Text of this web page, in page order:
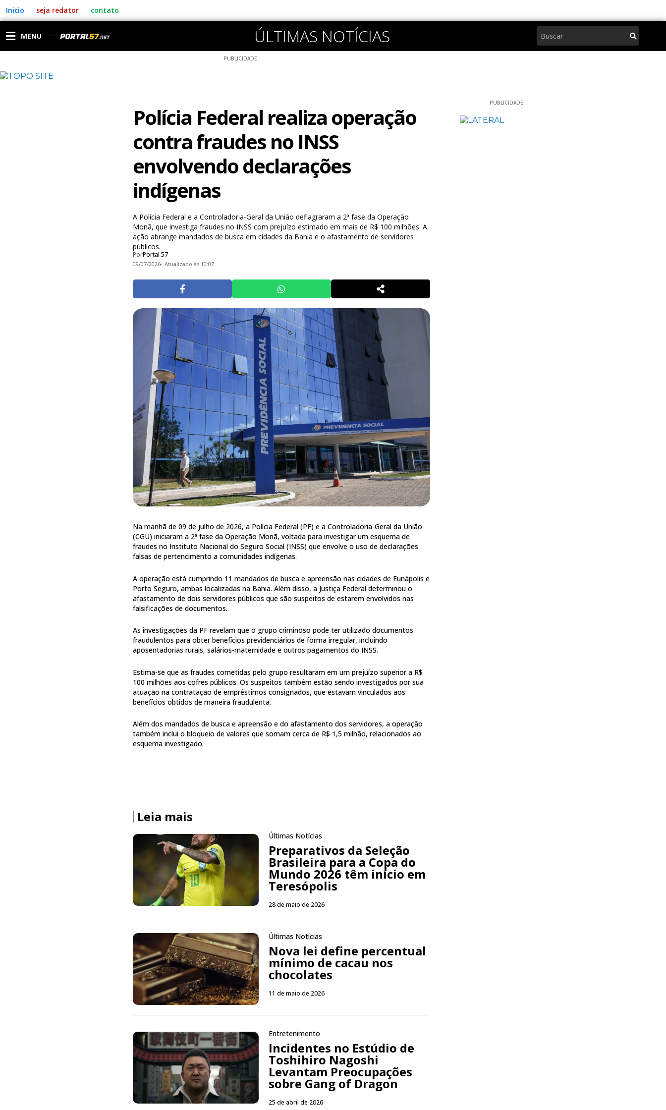
para
o
conteúdo
Inicio seja redator contato
MENU ÚLTIMAS NOTÍCIAS Pesquisar
PUBLICIDADE
Polícia Federal realiza operação
contra fraudes no INSS
envolvendo declarações
indígenas
A Polícia Federal e a Controladoria-Geral da União deflagraram a 2ª fase da Operação
Monã, que investiga fraudes no INSS com prejuízo estimado em mais de R$ 100 milhões. A
ação abrange mandados de busca em cidades da Bahia e o afastamento de servidores
públicos.
PorPortal 57
09/07/2026 Atualizado às 10:07
Na manhã de 09 de julho de 2026, a Polícia Federal (PF) e a Controladoria-Geral da União
(CGU) iniciaram a 2ª fase da Operação Monã, voltada para investigar um esquema de
fraudes no Instituto Nacional do Seguro Social (INSS) que envolve o uso de declarações
falsas de pertencimento a comunidades indígenas.
A operação está cumprindo 11 mandados de busca e apreensão nas cidades de Eunápolis e
Porto Seguro, ambas localizadas na Bahia. Além disso, a Justiça Federal determinou o
afastamento de dois servidores públicos que são suspeitos de estarem envolvidos nas
falsificações de documentos.
As investigações da PF revelam que o grupo criminoso pode ter utilizado documentos
fraudulentos para obter benefícios previdenciários de forma irregular, incluindo
aposentadorias rurais, salários-maternidade e outros pagamentos do INSS.
Estima-se que as fraudes cometidas pelo grupo resultaram em um prejuízo superior a R$
100 milhões aos cofres públicos. Os suspeitos também estão sendo investigados por sua
atuação na contratação de empréstimos consignados, que estavam vinculados aos
benefícios obtidos de maneira fraudulenta.
Além dos mandados de busca e apreensão e do afastamento dos servidores, a operação
também inclui o bloqueio de valores que somam cerca de R$ 1,5 milhão, relacionados ao
esquema investigado.
Leia mais
Últimas Notícias
Preparativos da Seleção
Brasileira para a Copa do
Mundo 2026 têm início em
Teresópolis
28 de maio de 2026
Últimas Notícias
Nova lei define percentual
mínimo de cacau nos
chocolates
11 de maio de 2026
Entretenimento
Incidentes no Estúdio de
Toshihiro Nagoshi
Levantam Preocupações
sobre Gang of Dragon
25 de abril de 2026
PUBLICIDADE